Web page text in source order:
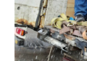
g
a
u